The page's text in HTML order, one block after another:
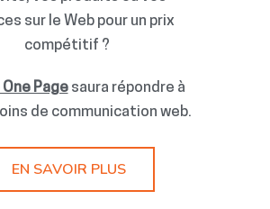
sur le Web pour un prix
compétitif ?
Pagesaura répondre à
de communication web.
EN SAVOIR PLUS